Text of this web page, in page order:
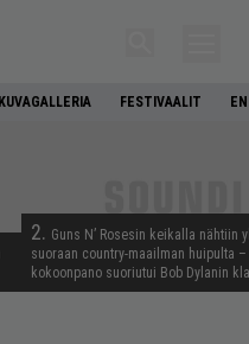
KUVAGALLERIA FESTIVAALIT
2. Guns N’ Rosesin keikalla nähtiin
suoraan country-maailman huipulta
kokoonpano suoriutui Bob Dylanin